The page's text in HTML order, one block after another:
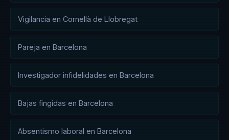
Vigilancia en Cornellà de Llobregat
Pareja en Barcelona
Investigador infidelidades en Barcelona
Bajas fingidas en Barcelona
Absentismo laboral en Barcelona